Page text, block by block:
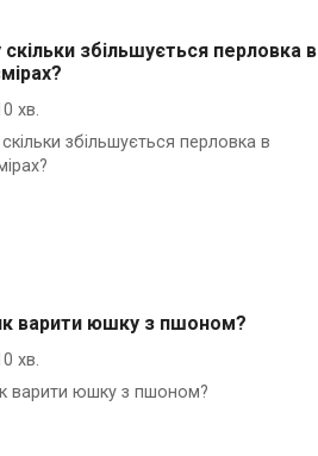
скільки збільшується перловка в
хв.
збільшується перловка в
варити юшку з пшоном?
хв.
варити юшку з пшоном?